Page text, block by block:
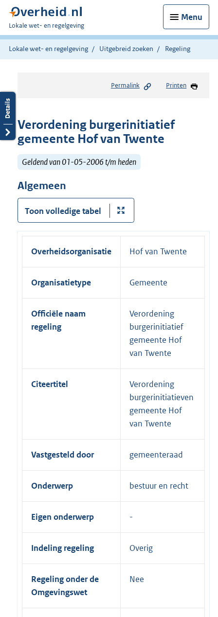
Menu
U
bent
hier:
Lokale wet- en regelgeving
Lokale wet- en regelgeving Uitgebreid zoeken Regeling
Permalink Printen
Verordening burgerinitiatief
gemeente Hof van Twente
Geldend van 01-05-2006 t/m heden
Algemeen
Toon volledige tabel
Overheidsorganisatie Hof van Twente
Organisatietype Gemeente
Officiële naam
regeling
Verordening
burgerinitiatief
gemeente Hof
van Twente
Citeertitel
Verordening
burgerinitiatieven
gemeente Hof
van Twente
Vastgesteld door gemeenteraad
Onderwerp bestuur en recht
Eigen onderwerp
Indeling regeling Overig
Regeling onder de
Omgevingswet
Nee